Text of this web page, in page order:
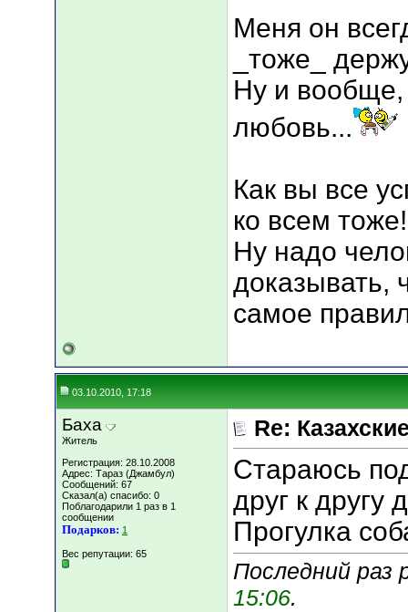
Меня он
_тоже_
Ну и вообще,
любовь...
Как вы все
ко всем тоже!
Ну надо
доказывать,
самое
03.10.2010, 17:18
Баха
Житель
Регистрация: 28.10.2008
Адрес: Тараз (Джамбул)
Сообщений: 67
Сказал(а) спасибо: 0
Поблагодарили 1 раз в 1
сообщении
Подарков: 1
Вес репутации: 65
Re:
Стараюсь
друг к другу
Прогулка
Последний раз
15:06.